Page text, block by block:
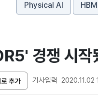
Physical AI HBM
경쟁 시
기사입력 2020.11.02